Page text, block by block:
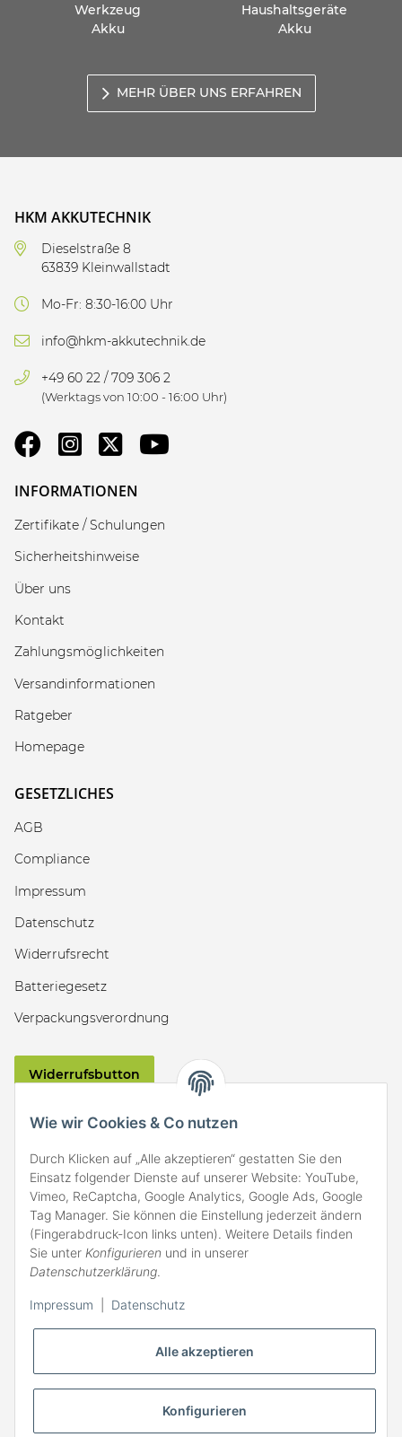
Alle akzeptieren
Konfigurieren
Wie wir Cookies & Co nutzen
Durch Klicken auf „Alle akzeptieren“ gestatten Sie den
Einsatz folgender Dienste auf unserer Website: YouTube,
Vimeo, ReCaptcha, Google Analytics, Google Ads, Google
Tag Manager. Sie können die Einstellung jederzeit ändern
(Fingerabdruck-Icon links unten). Weitere Details finden
Sie unter Konfigurieren und in unserer
Datenschutzerklärung.
Impressum Datenschutz
Werkzeug
Akku
Haushaltsgeräte
Akku
MEHR ÜBER UNS ERFAHREN
HKM AKKUTECHNIK
Dieselstraße 8
63839 Kleinwallstadt
Mo-Fr: 8:30-16:00 Uhr
info@hkm-akkutechnik.de
+49 60 22 / 709 306 2
(Werktags von 10:00 - 16:00 Uhr)
INFORMATIONEN
Zertifikate / Schulungen
Sicherheitshinweise
Über uns
Kontakt
Zahlungsmöglichkeiten
Versandinformationen
Ratgeber
Homepage
GESETZLICHES
AGB
Compliance
Impressum
Datenschutz
Widerrufsrecht
Batteriegesetz
Verpackungsverordnung
Widerrufsbutton
ZAHLARTEN